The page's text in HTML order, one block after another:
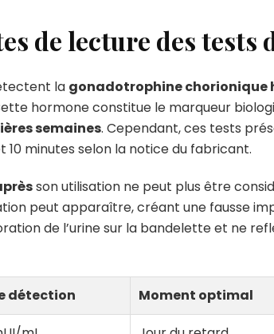
de lecture des tests
la gonadotrophine chorionique
hormone constitue le marqueur
semaines. Cependant, ces tests
minutes selon la notice du fabricant.
son utilisation ne peut plus être
peut apparaître, créant une fausse
de l’urine sur la bandelette et ne
détection Moment optimal